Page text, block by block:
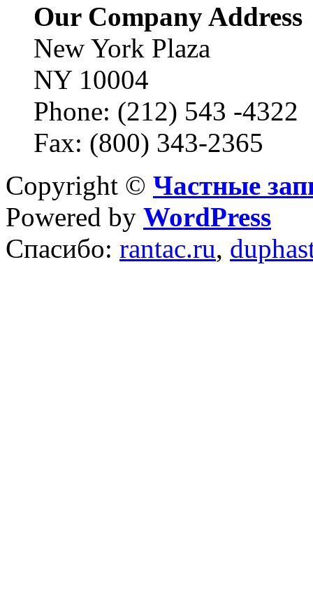
Our Company Address
New York Plaza
NY 10004
Phone: (212) 543 -4322
Fax: (800) 343-2365
Copyright © Частные
Powered by WordPress
Спасибо: rantac.ru,